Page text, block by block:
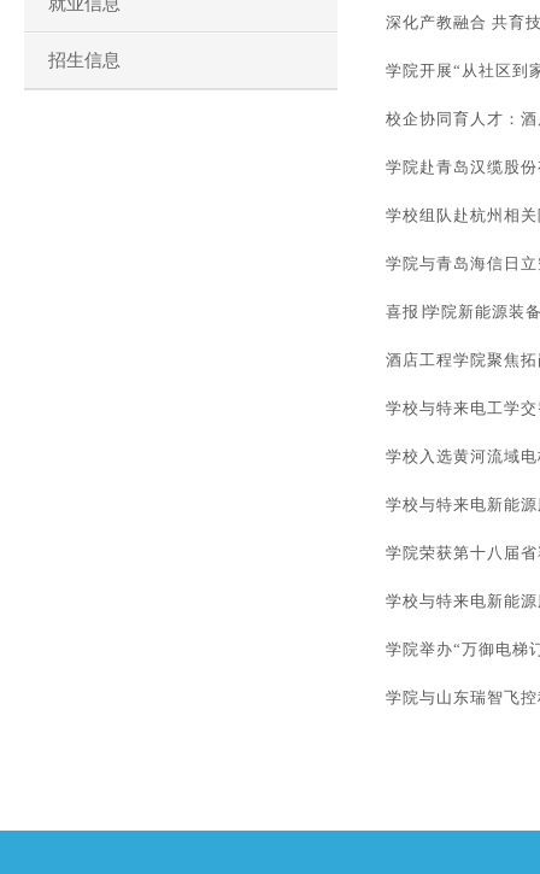
招生信息
深化产教融合 共育
学院开展“从社区到
校企协同育人才：
学院赴青岛汉缆股
学校组队赴杭州相
学院与青岛海信日
喜报∣学院新能源装
酒店工程学院聚焦
学校与特来电工学
学校入选黄河流域
学校与特来电新能
学院荣获第十八届
学校与特来电新能
学院举办“万御电梯
学院与山东瑞智飞